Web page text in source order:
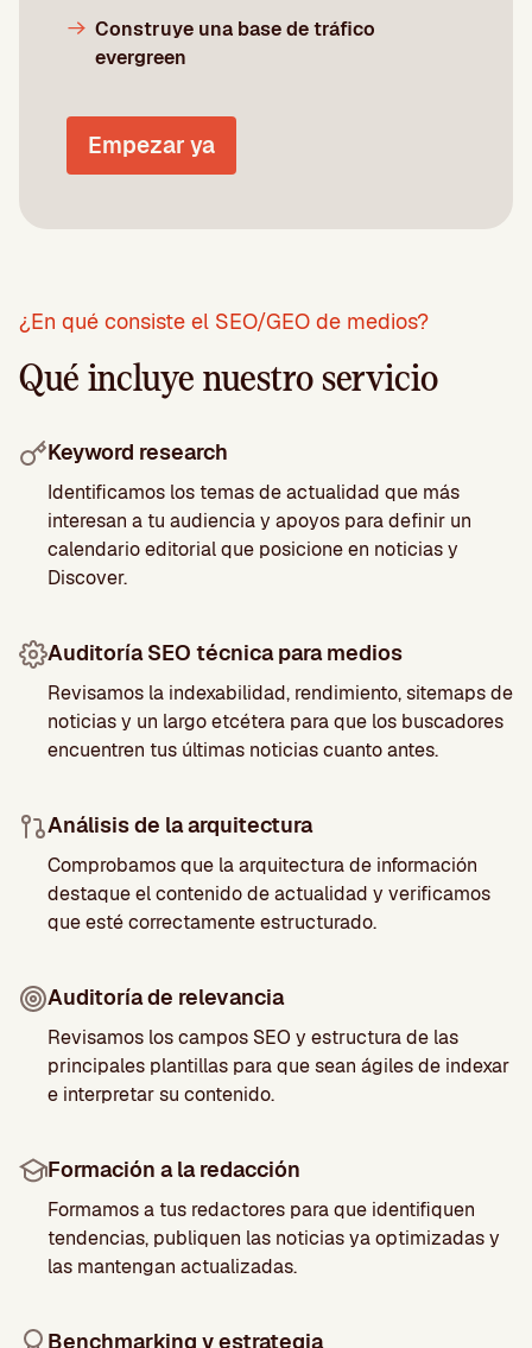
Construye una base de tráfico
evergreen
Empezar ya
¿En qué consiste el SEO/GEO de medios?
Qué incluye nuestro servicio
Keyword research
Identificamos los temas de actualidad que más
interesan a tu audiencia y apoyos para definir un
calendario editorial que posicione en noticias y
Discover.
Auditoría SEO técnica para medios
Revisamos la indexabilidad, rendimiento, sitemaps de
noticias y un largo etcétera para que los buscadores
encuentren tus últimas noticias cuanto antes.
Análisis de la arquitectura
Comprobamos que la arquitectura de información
destaque el contenido de actualidad y verificamos
que esté correctamente estructurado.
Auditoría de relevancia
Revisamos los campos SEO y estructura de las
principales plantillas para que sean ágiles de indexar
e interpretar su contenido.
Formación a la redacción
Formamos a tus redactores para que identifiquen
tendencias, publiquen las noticias ya optimizadas y
las mantengan actualizadas.
Benchmarking y estrategia